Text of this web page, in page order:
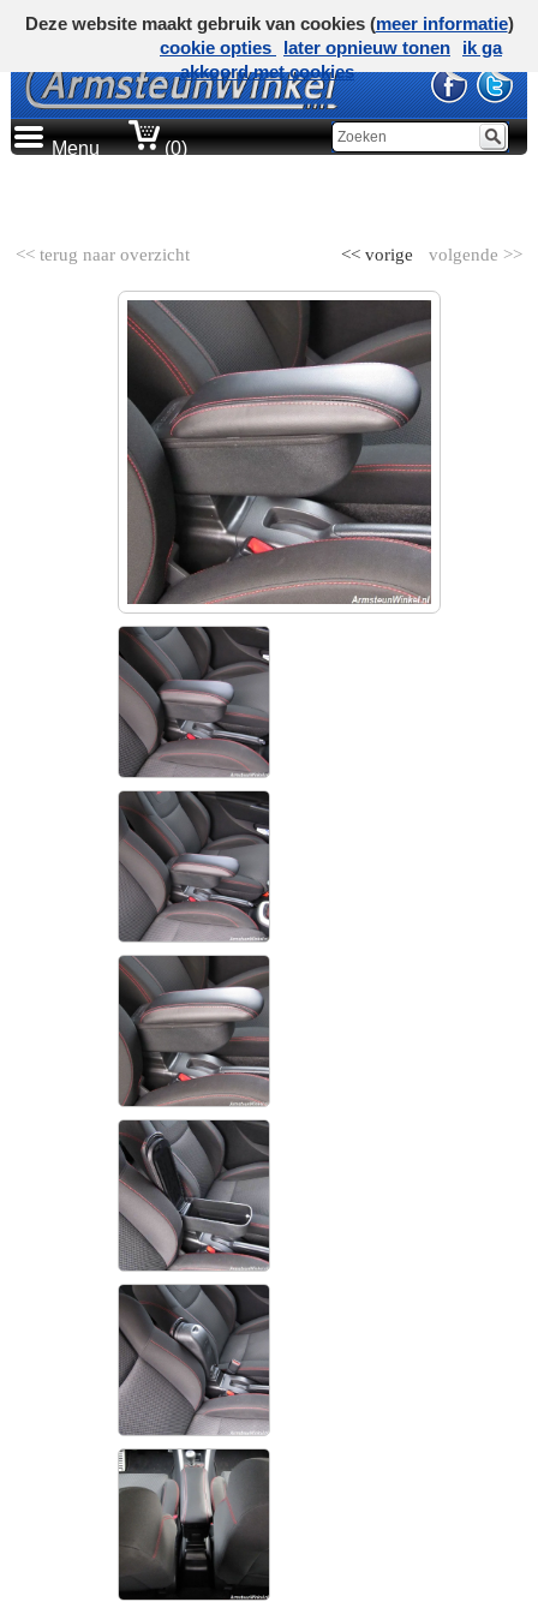
Menu (0)
<< terug naar overzicht volgende >>
<< vorige
Deze website maakt gebruik van cookies (meer informatie)
cookie opties
later opnieuw tonen
ik ga
akkoord met cookies